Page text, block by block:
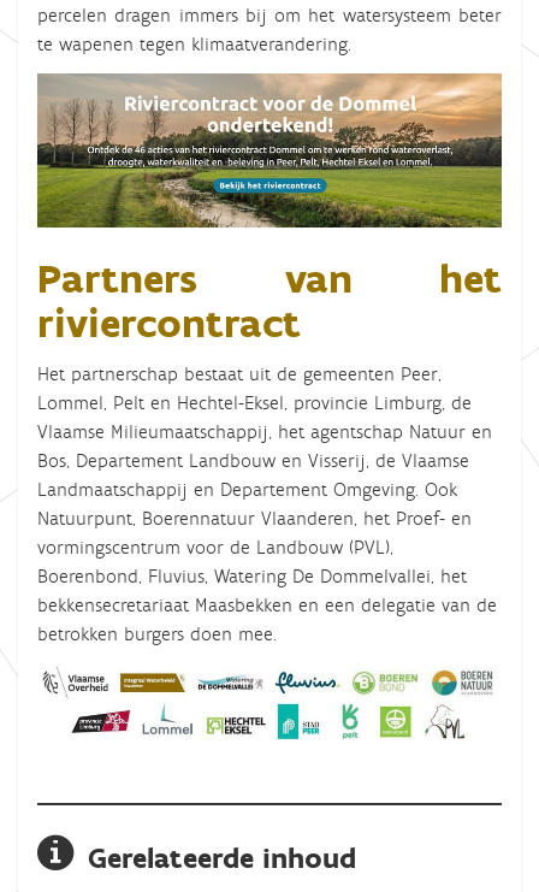
percelen dragen immers bij om het watersysteem beter
te wapenen tegen klimaatverandering.
Partners van het
riviercontract
Het partnerschap bestaat uit de gemeenten Peer,
Lommel, Pelt en Hechtel-Eksel, provincie Limburg, de
Vlaamse Milieumaatschappij, het agentschap Natuur en
Bos, Departement Landbouw en Visserij, de Vlaamse
Landmaatschappij en Departement Omgeving. Ook
Natuurpunt, Boerennatuur Vlaanderen, het Proef- en
vormingscentrum voor de Landbouw (PVL),
Boerenbond, Fluvius, Watering De Dommelvallei, het
bekkensecretariaat Maasbekken en een delegatie van de
betrokken burgers doen mee.
Gerelateerde inhoud